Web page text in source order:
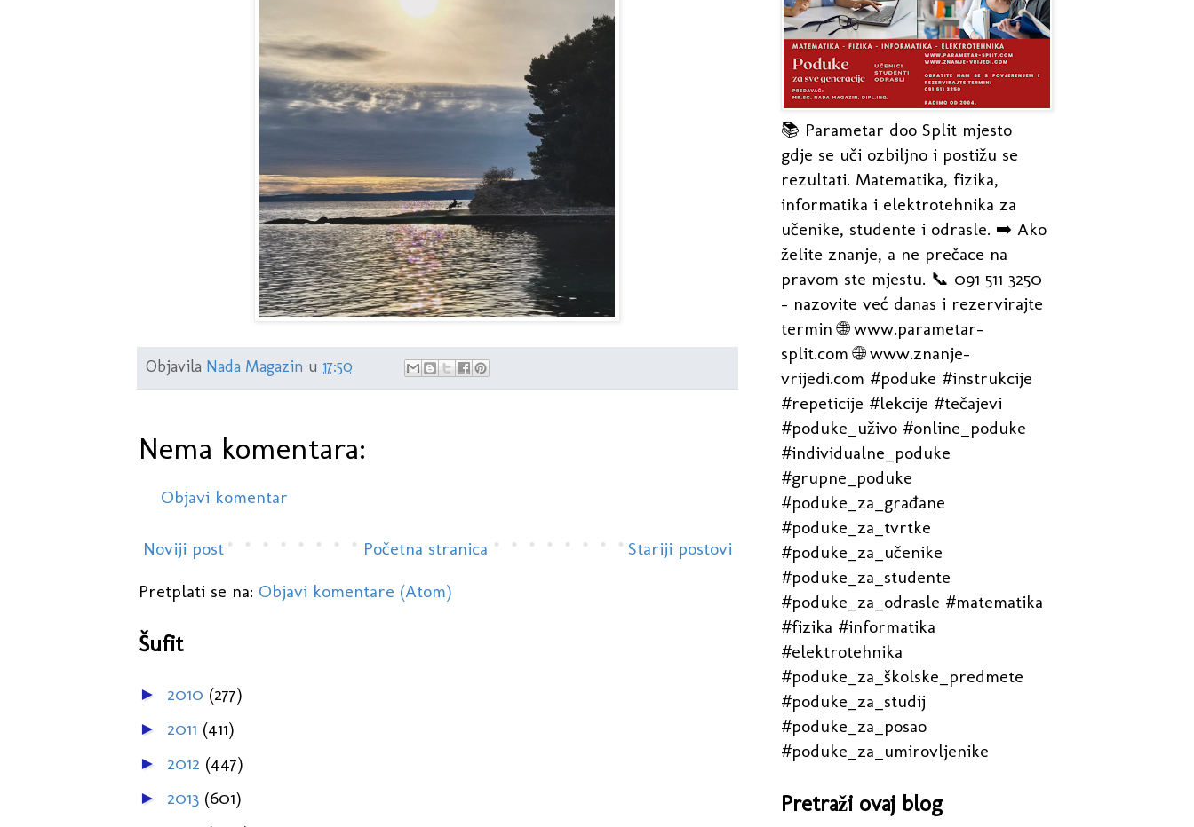
Objavila Nada Magazin u 17:50
Nema komentara:
Objavi komentar
Noviji post Stariji postovi
Početna stranica
Pretplati se na: Objavi komentare (Atom)
Šufit
► 2010 (277)
► 2011 (411)
► 2012 (447)
► 2013 (601)
📚 Parametar doo Split mjesto
gdje se uči ozbiljno i postižu se
rezultati. Matematika, fizika,
informatika i elektrotehnika za
učenike, studente i odrasle. ➡️ Ako
želite znanje, a ne prečace na
pravom ste mjestu. 📞 091 511 3250
- nazovite već danas i rezervirajte
termin 🌐 www.parametar-
split.com 🌐 www.znanje-
vrijedi.com #poduke #instrukcije
#repeticije #lekcije #tečajevi
#poduke_uživo #online_poduke
#individualne_poduke
#grupne_poduke
#poduke_za_građane
#poduke_za_tvrtke
#poduke_za_učenike
#poduke_za_studente
#poduke_za_odrasle #matematika
#fizika #informatika
#elektrotehnika
#poduke_za_školske_predmete
#poduke_za_studij
#poduke_za_posao
#poduke_za_umirovljenike
Pretraži ovaj blog